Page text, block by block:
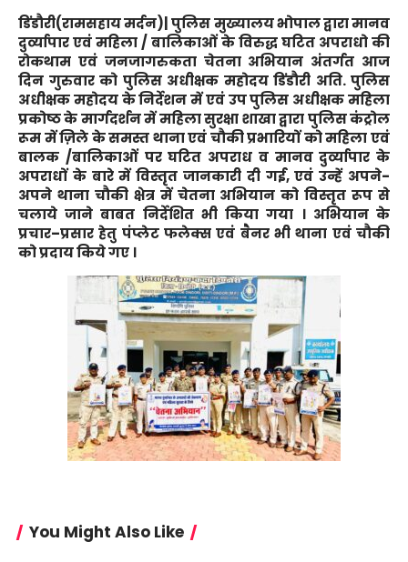
डिंडौरी(रामसहाय मर्दन)| पुलिस मुख्यालय भोपाल द्वारा मानव
दुर्व्यापार एवं महिला / बालिकाओं के विरुद्ध घटित अपराधो की
रोकथाम एवं जनजागरुकता चेतना अभियान अंतर्गत आज
दिन गुरुवार को पुलिस अधीक्षक महोदय डिंडौरी अति. पुलिस
अधीक्षक महोदय के निर्देशन में एवं उप पुलिस अधीक्षक महिला
प्रकोष्ठ के मार्गदर्शन में महिला सुरक्षा शाखा द्वारा पुलिस कंट्रोल
रूम में ज़िले के समस्त थाना एवं चौकी प्रभारियों को महिला एवं
बालक /बालिकाओं पर घटित अपराध व मानव दुर्व्यापार के
अपराधों के बारे में विस्तृत जानकारी दी गई, एवं उन्हें अपने-
अपने थाना चौकी क्षेत्र में चेतना अभियान को विस्तृत रूप से
चलाये जाने बाबत निर्देशित भी किया गया । अभियान के
प्रचार–प्रसार हेतु पंप्लेट फलेक्स एवं बैनर भी थाना एवं चौकी
को प्रदाय किये गए ।
You Might Also Like